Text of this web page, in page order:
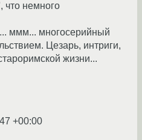
немного
ммм... многосерийный
Цезарь, интриги,
жизни...
+00:00